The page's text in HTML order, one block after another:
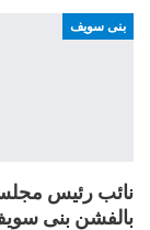
بنى سويف
نائب رئيس مجلس
بالفشن بنى